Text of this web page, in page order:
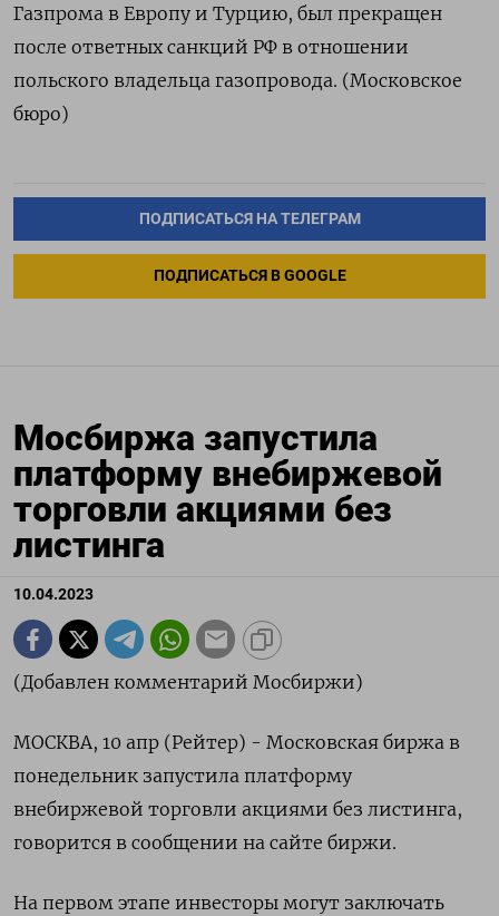
Газпрома в Европу и Турцию, был прекращен
после ответных санкций РФ в отношении
польского владельца газопровода. (Московское
бюро)
ПОДПИСАТЬСЯ НА ТЕЛЕГРАМ
ПОДПИСАТЬСЯ В GOOGLE
Мосбиржа запустила
платформу внебиржевой
торговли акциями без
листинга
10.04.2023
(Добавлен комментарий Мосбиржи)
МОСКВА, 10 апр (Рейтер) - Московская биржа в
понедельник запустила платформу
внебиржевой торговли акциями без листинга,
говорится в сообщении на сайте биржи.
На первом этапе инвесторы могут заключать